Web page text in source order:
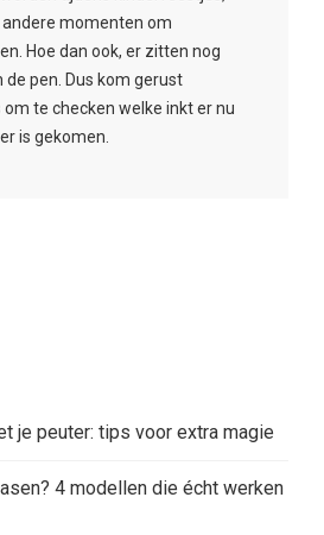
momenten om
Hoe dan ook, er zitten nog
de pen. Dus kom gerust
te checken welke inkt er nu
is gekomen.
je peuter: tips voor extra magie
4 modellen die écht werken